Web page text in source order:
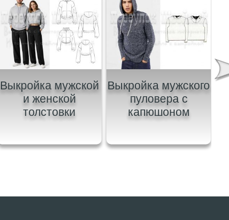
Выкройка мужской
и женской
толстовки
Выкройка мужского
пуловера с
капюшоном